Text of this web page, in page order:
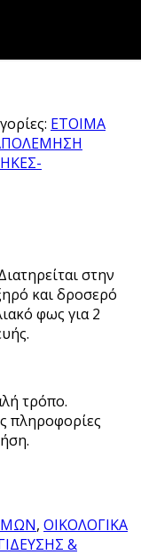
ΕΤΟΙΜΑ
στην
και δροσερό
φως για 2
τρόπο.
πληροφορίες
, ΟΙΚΟΛΟΓΙΚΑ
&